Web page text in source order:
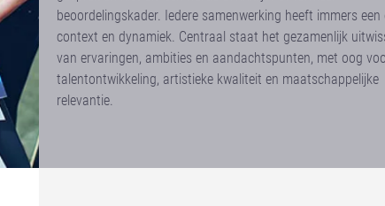
beoordelingskader. Iedere samenwerking heeft immers een
context en dynamiek. Centraal staat het gezamenlijk
van ervaringen, ambities en aandachtspunten, met oog
talentontwikkeling, artistieke kwaliteit en maatschappelijke
relevantie.